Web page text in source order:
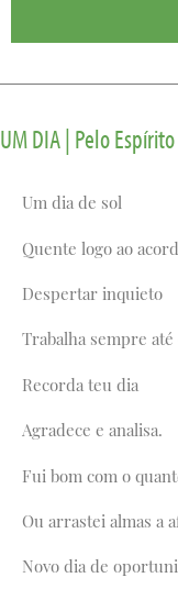
UM DIA | Pelo
Um dia de sol
Quente logo ao
Despertar inquieto
Trabalha sempre até
Recorda teu dia
Agradece e analisa.
Fui bom com o
Ou arrastei almas a
Novo dia de